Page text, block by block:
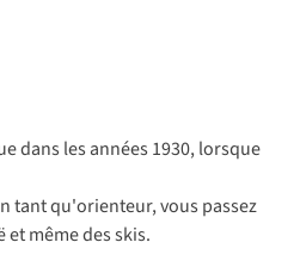
dans les années 1930, lorsque
tant qu'orienteur, vous passez
et même des skis.